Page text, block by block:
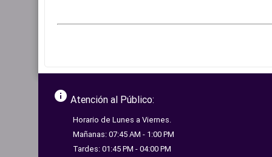
info Atención al Público:
Horario de Lunes a Viernes.
Mañanas: 07:45 AM - 1:00 PM
Tardes: 01:45 PM - 04:00 PM